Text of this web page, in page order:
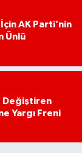
AK Parti’nin
Ünlü
Değiştiren
Yargı Freni